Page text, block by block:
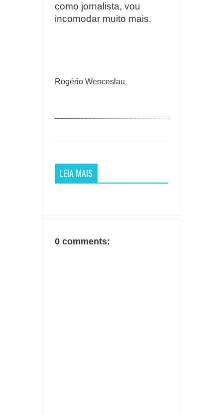
como jornalista, vou
incomodar muito mais.
Rogério Wenceslau
LEIA MAIS
0 comments: